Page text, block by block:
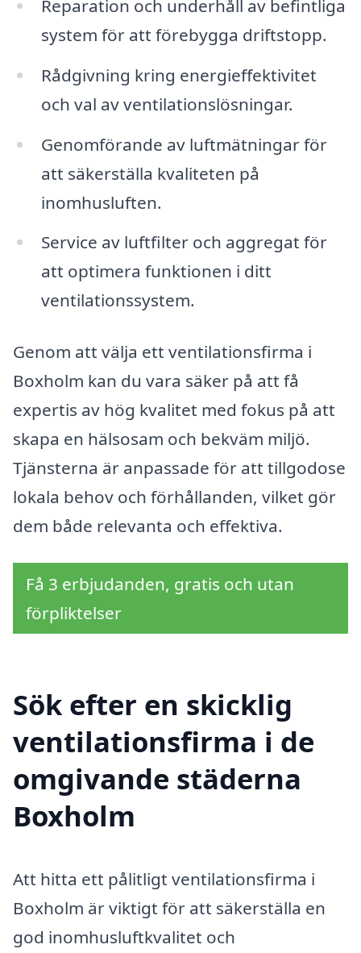
Reparation och underhåll av befintliga
system för att förebygga driftstopp.
Rådgivning kring energieffektivitet
och val av ventilationslösningar.
Genomförande av luftmätningar för
att säkerställa kvaliteten på
inomhusluften.
Service av luftfilter och aggregat för
att optimera funktionen i ditt
ventilationssystem.
Genom att välja ett ventilationsfirma i
Boxholm kan du vara säker på att få
expertis av hög kvalitet med fokus på att
skapa en hälsosam och bekväm miljö.
Tjänsterna är anpassade för att tillgodose
lokala behov och förhållanden, vilket gör
dem både relevanta och effektiva.
Få 3 erbjudanden, gratis och utan
förpliktelser
Sök efter en skicklig
ventilationsfirma i de
omgivande städerna
Boxholm
Att hitta ett pålitligt ventilationsfirma i
Boxholm är viktigt för att säkerställa en
god inomhusluftkvalitet och